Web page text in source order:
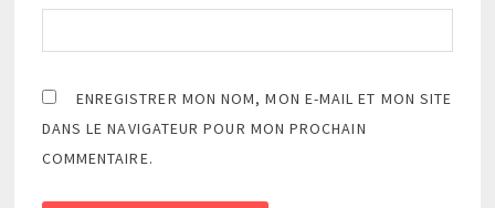
ENREGISTRER MON NOM, MON E-MAIL ET MON SITE
DANS LE NAVIGATEUR POUR MON PROCHAIN
COMMENTAIRE.